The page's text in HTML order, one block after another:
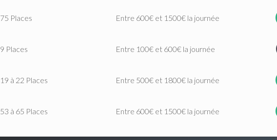
75 Places Entre 600€ et 1500€ la journée
9 Places Entre 100€ et 600€ la journée
19 à 22 Places Entre 500€ et 1800€ la journée
53 à 65 Places Entre 600€ et 1500€ la journée